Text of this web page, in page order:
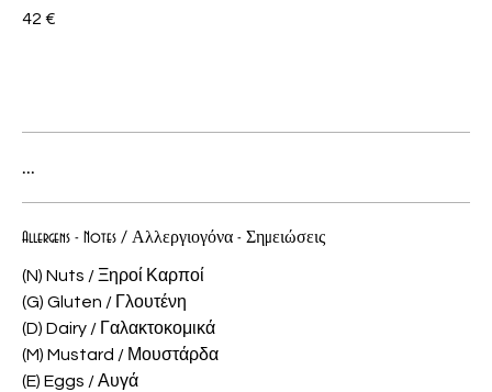
42 €
...
Allergens - Notes / Αλλεργιογόνα - Σημειώσεις
(N) Nuts / Ξηροί Καρποί
(G) Gluten / Γλουτένη
(D) Dairy / Γαλακτοκομικά
(M) Mustard / Μουστάρδα
(E) Eggs / Αυγά